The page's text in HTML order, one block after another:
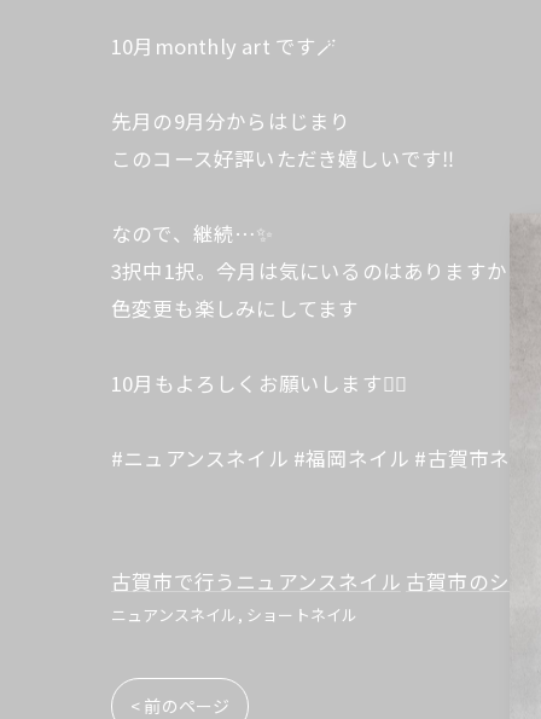
10月monthly art です🪄
先月の9月分からはじまり
このコース好評いただき嬉しいです‼︎
なので、継続…✨
3択中1択。今月は気にいるのはありますか？
色変更も楽しみにしてます
10月もよろしくお願いします🙇‍♀️
#ニュアンスネイル #福岡ネイル #古賀市ネ
古賀市で行うニュアンスネイル 古賀市のショ
ニュアンスネイル ショートネイル
< 前のページ